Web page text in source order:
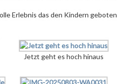
Erlebnis das den Kindern geboten
Jetzt geht es hoch hinaus